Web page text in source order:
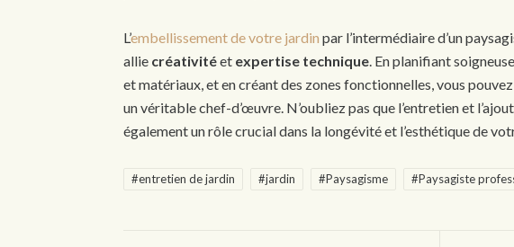
L’embellissement de votre jardin par l’intermédiaire d’un
allie créativitéet expertise technique. En planifiant
et matériaux, et en créant des zones fonctionnelles, vous
un véritable chef-d’œuvre. N’oubliez pas que l’entretien et
également un rôle crucial dans la longévité et l’esthétique de
#entretien de jardin #jardin #Paysagisme #Paysagiste